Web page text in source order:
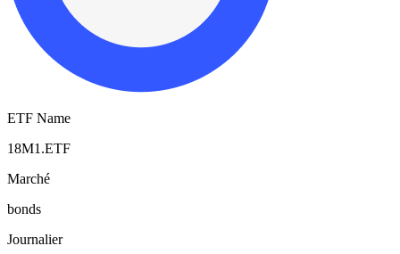
ETF Name
18M1.ETF
Marché
bonds
Journalier